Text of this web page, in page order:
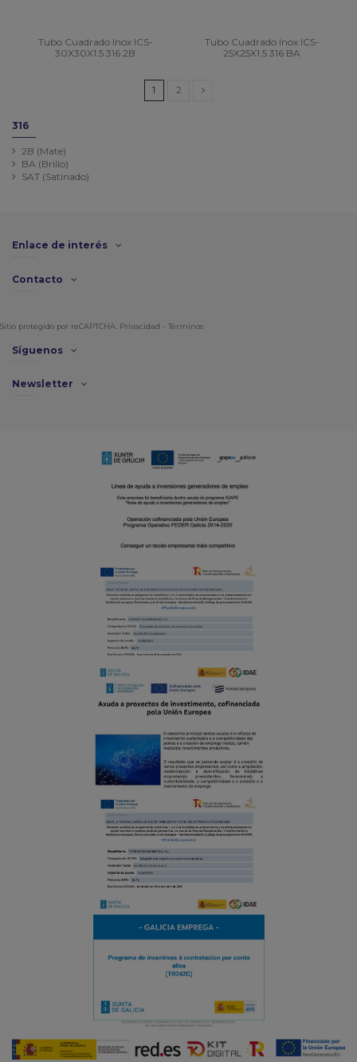
Tubo Cuadrado Inox ICS-
30X30X1.5 316 2B
Tubo Cuadrado Inox ICS-
25X25X1.5 316 BA
1 2
316
2B (Mate)
BA (Brillo)
SAT (Satinado)
Enlace de interés
Contacto
Sitio protegido por reCAPTCHA. Privacidad - Términos
Síguenos
Newsletter